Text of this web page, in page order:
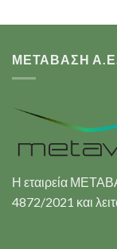
ΜΕΤΑΒΑΣΗ Α.Ε.
Η εταιρεία
4872/2021 και